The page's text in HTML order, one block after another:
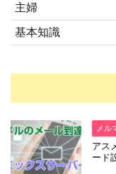
主婦
基本知識
メル
アス
ード